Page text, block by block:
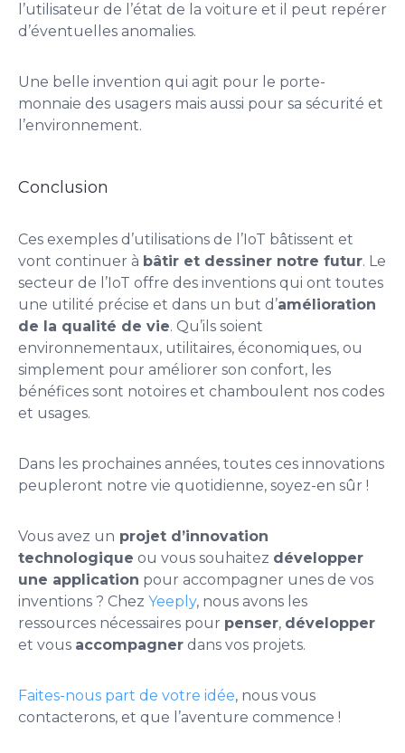
l’utilisateur de l’état de la voiture et il peut repérer
d’éventuelles anomalies.
Une belle invention qui agit pour le porte-
monnaie des usagers mais aussi pour sa sécurité et
l’environnement.
Conclusion
Ces exemples d’utilisations de l’IoT bâtissent et
vont continuer à bâtir et dessiner notre futur. Le
secteur de l’IoT offre des inventions qui ont toutes
une utilité précise et dans un but d’amélioration
de la qualité de vie. Qu’ils soient
environnementaux, utilitaires, économiques, ou
simplement pour améliorer son confort, les
bénéfices sont notoires et chamboulent nos codes
et usages.
Dans les prochaines années, toutes ces innovations
peupleront notre vie quotidienne, soyez-en sûr !
Vous avez un projet d’innovation
technologique ou vous souhaitez développer
une application pour accompagner unes de vos
inventions ? Chez Yeeply, nous avons les
ressources nécessaires pour penser, développer
et vous accompagner dans vos projets.
Faites-nous part de votre idée, nous vous
contacterons, et que l’aventure commence !